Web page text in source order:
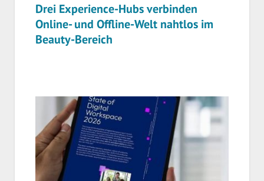
Drei Experience-Hubs verbinden
Online- und Offline-Welt nahtlos im
Beauty-Bereich